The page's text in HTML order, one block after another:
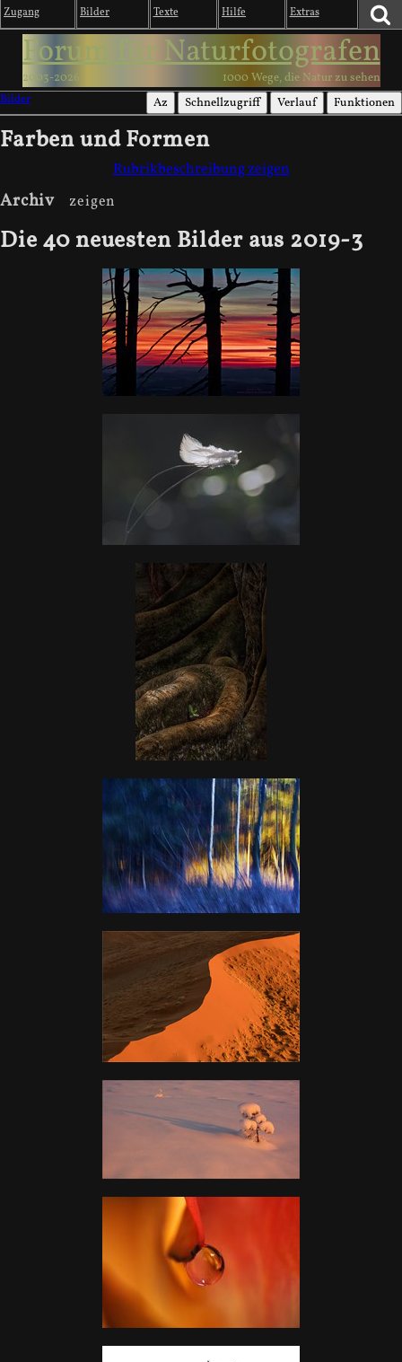
Zugang Bilder Texte Hilfe Extras
Forum für Naturfotografen
2003-2026
1000 Wege, die Natur zu sehen
Bilder
Az Schnellzugriff Verlauf Funktionen
Farben und Formen
Rubrikbeschreibung zeigen
Archiv
Die 40 neuesten Bilder aus 2019-3